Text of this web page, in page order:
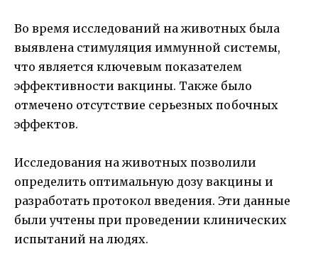
Во время исследований на животных была
выявлена стимуляция иммунной системы,
что является ключевым показателем
эффективности вакцины. Также было
отмечено отсутствие серьезных побочных
эффектов.
Исследования на животных позволили
определить оптимальную дозу вакцины и
разработать протокол введения. Эти данные
были учтены при проведении клинических
испытаний на людях.